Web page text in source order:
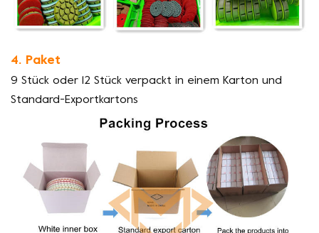
4. Paket
9 Stück oder 12 Stück verpackt in einem Karton und
Standard-Exportkartons